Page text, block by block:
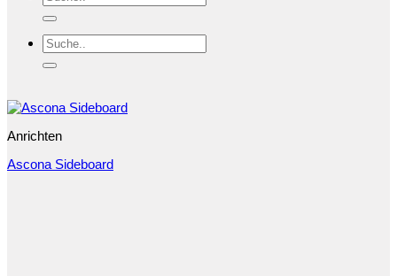
nach:
Suchen
nach:
Anrichten
Ascona Sideboard